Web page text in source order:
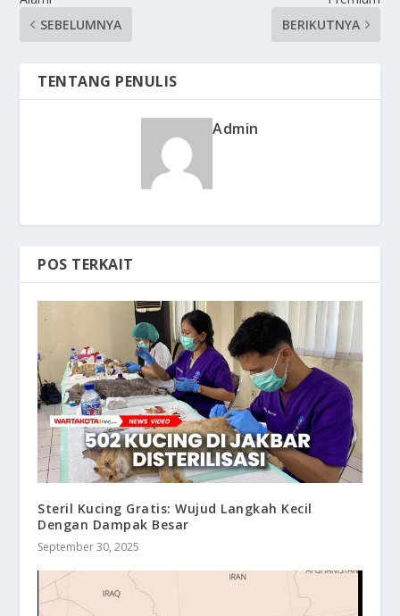
SEBELUMNYA
BERIKUTNYA
TENTANG PENULIS
Admin
POS TERKAIT
Steril Kucing Gratis: Wujud Langkah Kecil
Dengan Dampak Besar
September 30, 2025